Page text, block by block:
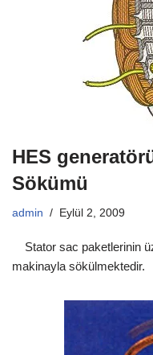
HES
Sökümü
admin Eylül 2, 2009
Stator sac paketlerinin
makinayla sökülmektedir.